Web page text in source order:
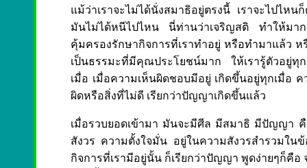
แม้ว่าเราจะไม่ได้นั่งสมาธิอยู่ตรงนี้ เราจะไปไห
มันไม่ได้หนีไปไหน นี่ท่านว่าเจริญสติ ทำให้มา
คุ้มครองรักษากิจการที่เราทำอยู่ หรือทำมาแล้ว
เป็นธรรมะที่มีคุณประโยชน์มาก ให้เรารู้ตัวอยู่
เมื่อ เมื่อความเห็นผิดชอบมีอยู่ เกิดขึ้นอยู่ทุกเมื่อ
ผิดหรือสิ่งที่ไม่ดี เรียกว่าปัญญาเกิดขึ้นแล้ว
เมื่อรวบยอดเข้ามา มันจะมีศีล มีสมาธิ มีปัญญา
สังวร ความตั้งใจมั่น อยู่ในความสังวรสำรวมใน
กิจการที่เรามีอยู่นั้น ก็เรียกว่าปัญญา พูดง่ายๆก็